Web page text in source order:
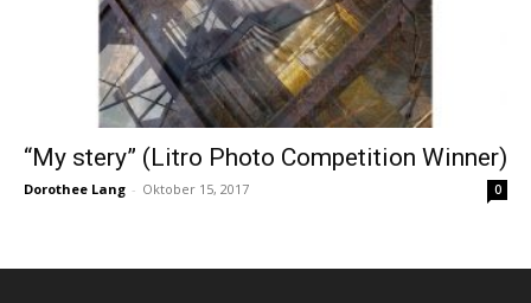
“My stery” (Litro Photo Competition Winner)
Dorothee Lang - Oktober 15, 2017 0